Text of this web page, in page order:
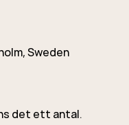
Sweden
det ett antal.